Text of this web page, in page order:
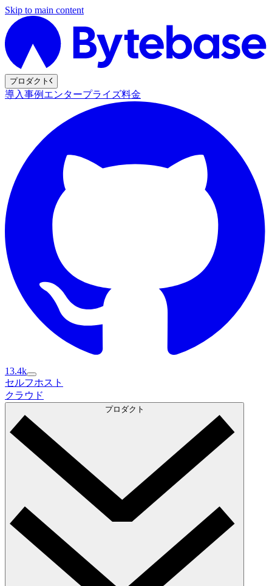
Skip to main content
プロダクト
導入事例 エンタープライズ料金
13.4k
セルフホスト
セルフホスト
クラウド
プロダクト